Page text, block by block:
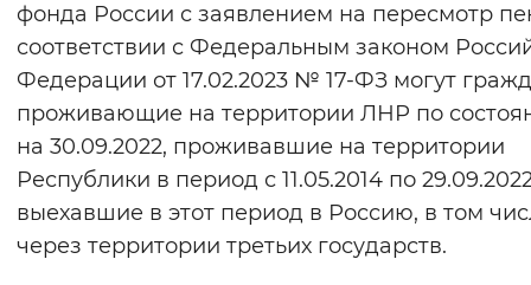
Цвет сайта
Монохромный Инверсивный
Синий фон
Изображения
Включены Выключены
фонда России с заявлением на пересмотр
соответствии с Федеральным законом
Федерации от 17.02.2023 № 17-ФЗ могут
проживающие на территории ЛНР по
на 30.09.2022, проживавшие на территории
Республики в период с 11.05.2014 по
выехавшие в этот период в Россию, в том
через территории третьих государств.